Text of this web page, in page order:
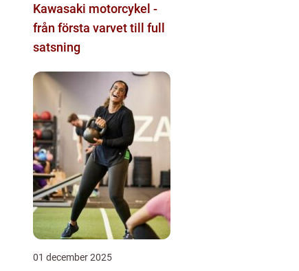
Kawasaki motorcykel -
från första varvet till full
satsning
01 december 2025